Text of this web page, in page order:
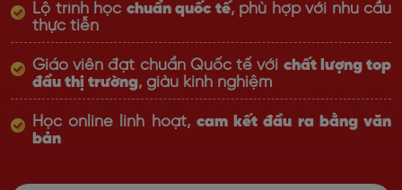
Lộ trình học chuẩn quốc tế, phù hợp với nhu cầu
thực tiễn
Giáo viên đạt chuẩn Quốc tế với chất lượng top
đầu thị trường, giàu kinh nghiệm
Học online linh hoạt, cam kết đầu ra bằng văn
bản